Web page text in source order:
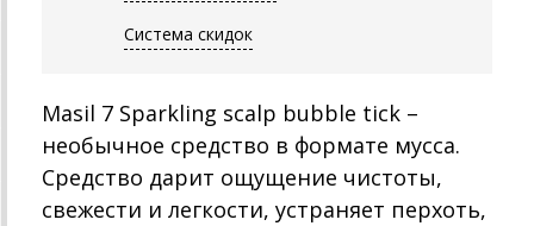
Система скидок
Masil 7 Sparkling scalp bubble tick –
необычное средство в формате мусса.
Средство дарит ощущение чистоты,
свежести и легкости, устраняет перхоть,